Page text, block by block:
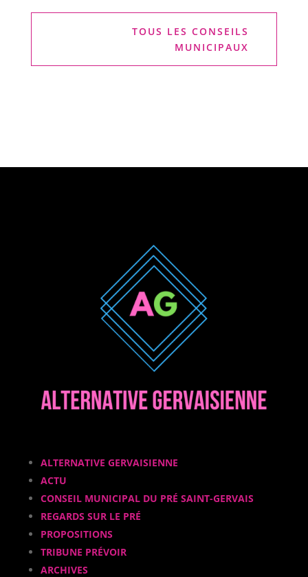
TOUS LES CONSEILS
MUNICIPAUX
ALTERNATIVE GERVAISIENNE
ACTU
CONSEIL MUNICIPAL DU PRÉ SAINT-GERVAIS
REGARDS SUR LE PRÉ
PROPOSITIONS
TRIBUNE PRÉVOIR
ARCHIVES